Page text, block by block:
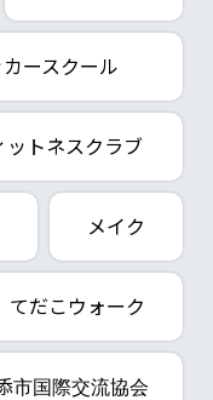
ースクール
ットネスクラブ
メイク
てだこウォーク
市国際交流協会